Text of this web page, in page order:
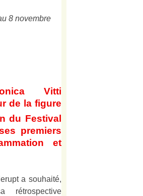
8 novembre
Vitti
de la figure
du Festival
premiers
et
a souhaité,